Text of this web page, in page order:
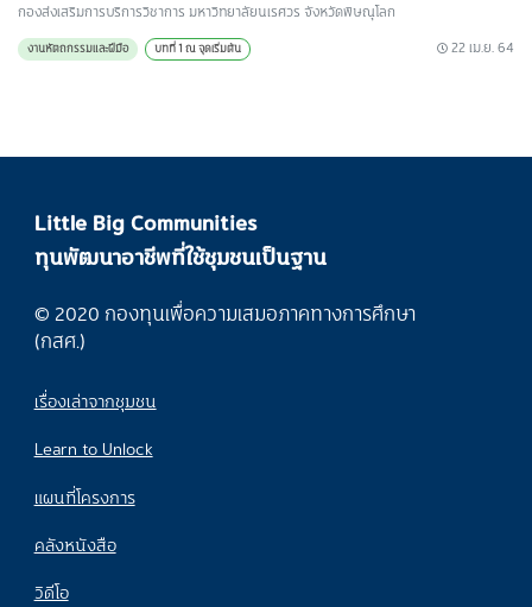
กองส่งเสริมการบริการวิชาการ มหาวิทยาลัยนเรศวร จังหวัดพิษณุโลก
งานหัตถกรรมและฝีมือ บทที่ 1 ณ จุดเริ่มต้น 22 เม.ย. 64
Little Big Communities
ทุนพัฒนาอาชีพที่ใช้ชุมชนเป็นฐาน
© 2020 กองทุนเพื่อความเสมอภาคทางการศึกษา
(กสศ.)
เรื่องเล่าจากชุมชน
Learn to Unlock
แผนที่โครงการ
คลังหนังสือ
วิดีโอ